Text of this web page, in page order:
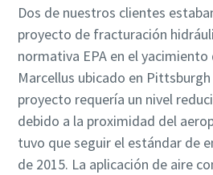
Dos de nuestros clientes
proyecto de fracturación
normativa EPA en el
Marcellus ubicado en
proyecto requería un nivel
debido a la proximidad del
tuvo que seguir el estándar de
de 2015. La aplicación de aire